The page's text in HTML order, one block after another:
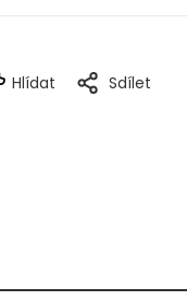
Hlídat Sdílet